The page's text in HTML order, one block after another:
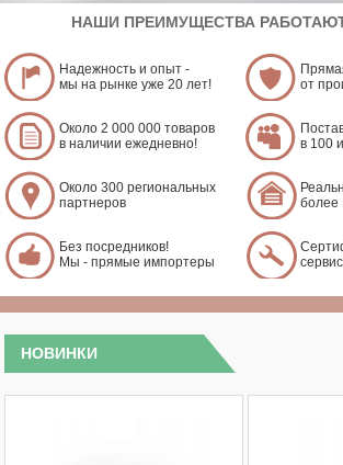
НАШИ ПРЕИМУЩЕСТВА
Надежность и опыт -
мы на рынке уже 20 лет!
от
Около 2 000 000 товаров
в наличии ежедневно!
в 100
Около 300 региональных
партнеров
более
Без посредников!
Мы - прямые импортеры
НОВИНКИ